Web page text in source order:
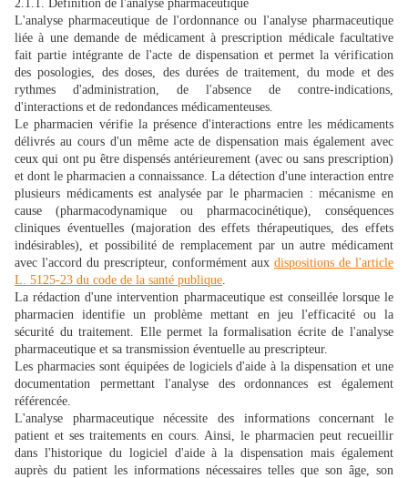
2.1.1. Définition de l'analyse pharmaceutique
L'analyse pharmaceutique de l'ordonnance ou l'analyse pharmaceutique
liée à une demande de médicament à prescription médicale facultative
fait partie intégrante de l'acte de dispensation et permet la vérification
des posologies, des doses, des durées de traitement, du mode et des
rythmes d'administration, de l'absence de contre-indications,
d'interactions et de redondances médicamenteuses.
Le pharmacien vérifie la présence d'interactions entre les médicaments
délivrés au cours d'un même acte de dispensation mais également avec
ceux qui ont pu être dispensés antérieurement (avec ou sans prescription)
et dont le pharmacien a connaissance. La détection d'une interaction entre
plusieurs médicaments est analysée par le pharmacien : mécanisme en
cause (pharmacodynamique ou pharmacocinétique), conséquences
cliniques éventuelles (majoration des effets thérapeutiques, des effets
indésirables), et possibilité de remplacement par un autre médicament
avec l'accord du prescripteur, conformément aux dispositions de l'article
L. 5125-23 du code de la santé publique
La rédaction d'une intervention pharmaceutique est conseillée lorsque le
pharmacien identifie un problème mettant en jeu l'efficacité ou la
sécurité du traitement. Elle permet la formalisation écrite de l'analyse
pharmaceutique et sa transmission éventuelle au prescripteur.
Les pharmacies sont équipées de logiciels d'aide à la dispensation et une
documentation permettant l'analyse des ordonnances est également
référencée.
L'analyse pharmaceutique nécessite des informations concernant le
patient et ses traitements en cours. Ainsi, le pharmacien peut recueillir
dans l'historique du logiciel d'aide à la dispensation mais également
auprès du patient les informations nécessaires telles que son âge, son